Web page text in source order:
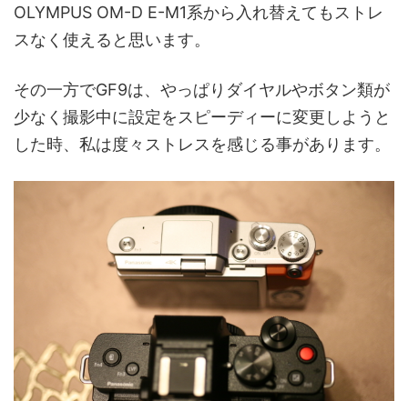
OLYMPUS OM-D E-M1系から入れ替えてもストレ
スなく使えると思います。
その一方でGF9は、やっぱりダイヤルやボタン類が
少なく撮影中に設定をスピーディーに変更しようと
した時、私は度々ストレスを感じる事があります。